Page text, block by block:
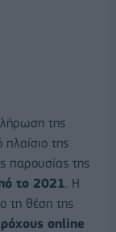
της
της
παρουσίας της
το 2021. Η
τη θέση της
online